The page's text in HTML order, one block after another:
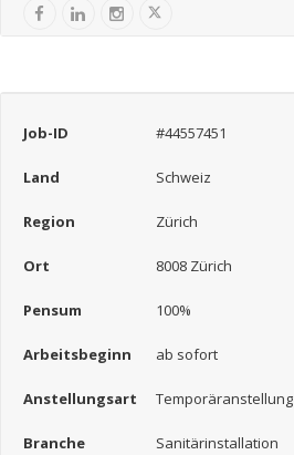
Job-ID #44557451
Land Schweiz
Region Zürich
Ort 8008 Zürich
Pensum 100%
Arbeitsbeginn ab sofort
Anstellungsart Temporäranstellung
Branche Sanitärinstallation